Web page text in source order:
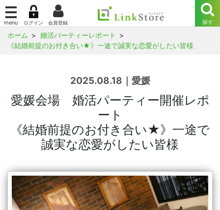
ホーム
婚活パーティーレポート
《結婚前提のお付き合い★》一途で誠実な恋愛がしたい皆様
2025.08.18｜愛媛
愛媛会場 婚活パーティー開催レポ
ート
《結婚前提のお付き合い★》一途で
誠実な恋愛がしたい皆様